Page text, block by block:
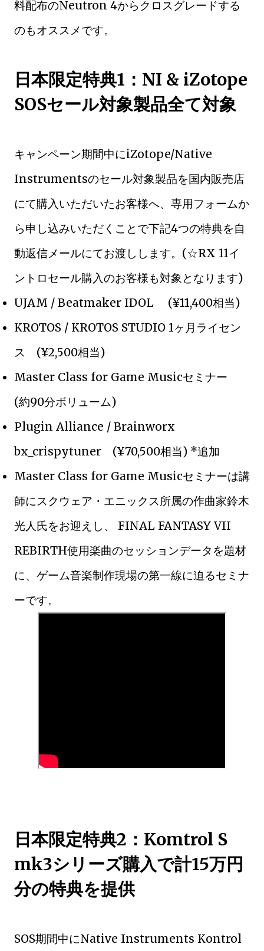
料配布のNeutron 4からクロスグレードする
のもオススメです。
日本限定特典1：NI & iZotope
SOSセール対象製品全て対象
キャンペーン期間中にiZotope/Native
Instrumentsのセール対象製品を国内販売店
にて購入いただいたお客様へ、専用フォームか
ら申し込みいただくことで下記4つの特典を自
動返信メールにてお渡しします。(☆RX 11イ
ントロセール購入のお客様も対象となります)
UJAM / Beatmaker IDOL (¥11,400相当)
KROTOS / KROTOS STUDIO 1ヶ月ライセン
ス (¥2,500相当)
Master Class for Game Musicセミナー
(約90分ボリューム)
Plugin Alliance / Brainworx
bx_crispytuner (¥70,500相当) *追加
Master Class for Game Musicセミナーは講
師にスクウェア・エニックス所属の作曲家鈴木
光人氏をお迎えし、 FINAL FANTASY VII
REBIRTH使用楽曲のセッションデータを題材
に、ゲーム音楽制作現場の第一線に迫るセミナ
ーです。
日本限定特典2：Komtrol S
mk3シリーズ購入で計15万円
分の特典を提供
SOS期間中にNative Instruments Kontrol